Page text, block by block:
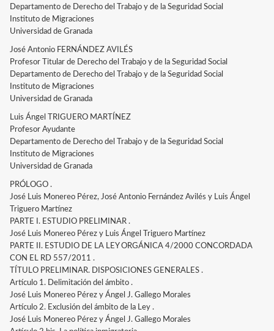
Departamento de Derecho del Trabajo y de la Seguridad Social
Instituto de Migraciones
Universidad de Granada
José Antonio FERNÁNDEZ AVILÉS
Profesor Titular de Derecho del Trabajo y de la Seguridad Social
Departamento de Derecho del Trabajo y de la Seguridad Social
Instituto de Migraciones
Universidad de Granada
Luis Ángel TRIGUERO MARTÍNEZ
Profesor Ayudante
Departamento de Derecho del Trabajo y de la Seguridad Social
Instituto de Migraciones
Universidad de Granada
PRÓLOGO .
José Luis Monereo Pérez, José Antonio Fernández Avilés y Luis Ángel
Triguero Martínez
PARTE I. ESTUDIO PRELIMINAR .
José Luis Monereo Pérez y Luis Ángel Triguero Martínez
PARTE II. ESTUDIO DE LA LEY ORGÁNICA 4/2000 CONCORDADA
CON EL RD 557/2011 .
TÍTULO PRELIMINAR. DISPOSICIONES GENERALES .
Artículo 1. Delimitación del ámbito .
José Luis Monereo Pérez y Ángel J. Gallego Morales
Artículo 2. Exclusión del ámbito de la Ley .
José Luis Monereo Pérez y Ángel J. Gallego Morales